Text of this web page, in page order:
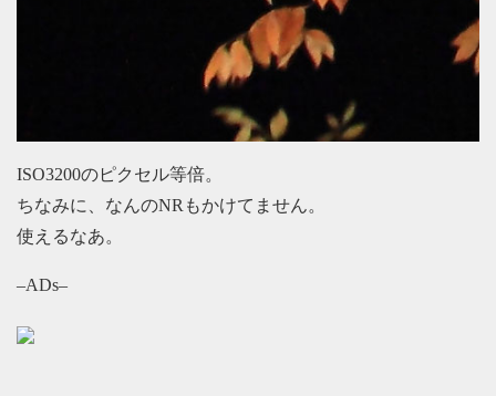
ISO3200のピクセル等倍。
ちなみに、なんのNRもかけてません。
使えるなあ。
–ADs–